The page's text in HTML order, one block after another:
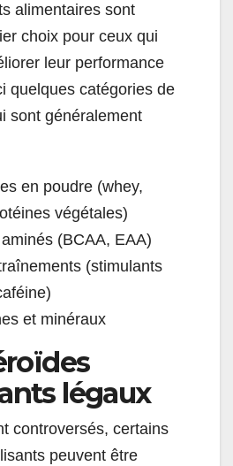
alimentaires sont
choix pour ceux qui
leur performance
quelques catégories de
sont généralement
en poudre (whey,
végétales)
(BCAA, EAA)
(stimulants
et minéraux
légaux
controversés, certains
peuvent être